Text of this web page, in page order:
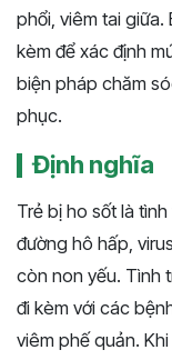
phổi, viêm tai
kèm để xác định
biện pháp chăm
phục.
Định nghĩa
Trẻ bị ho sốt là
đường hô hấp,
còn non yếu. Tình
đi kèm với các
viêm phế quản.